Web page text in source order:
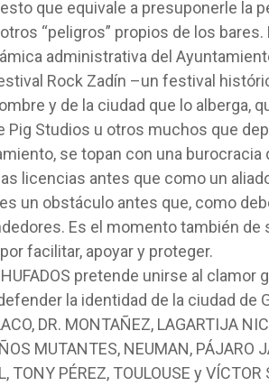
que equivale a presuponerle la
“peligros” propios de los
administrativa del
Rock Zadín –un festival
y de la ciudad que lo alberga,
Pig Studios u otros muchos que
se topan con una burocracia
licencias antes que como un
un obstáculo antes que, como
Es el momento también
facilitar, apoyar y proteger.
pretende unirse al
la identidad de la ciudad de
DR. MONTAÑEZ, LAGARTIJA
MUTANTES, NEUMAN,
TONY PÉREZ, TOULOUSE y